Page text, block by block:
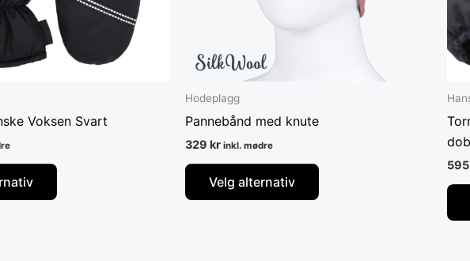
Voksen Svart
på
produktsiden
Hodeplagg
Pannebånd med knute
329 kr inkl. mødre
Velg alternativ
595